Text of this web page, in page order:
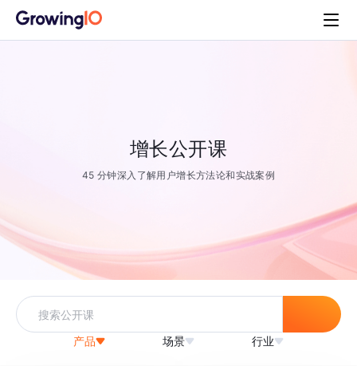
增长公开课
45 分钟深入了解用户增长方法论和实战案例
产品 场景 行业